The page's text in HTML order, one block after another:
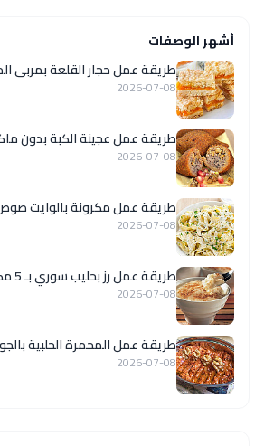
أشهر الوصفات
طريقة عمل حجار القلعة
2026-07-08
طريقة عمل عجينة الكبة بدون
2026-07-08
طريقة عمل مكرونة بالوايت
2026-07-08
طريقة عمل رز بحليب سوري بـ 5 مكونات
2026-07-08
طريقة عمل المحمرة الحلبية
2026-07-08